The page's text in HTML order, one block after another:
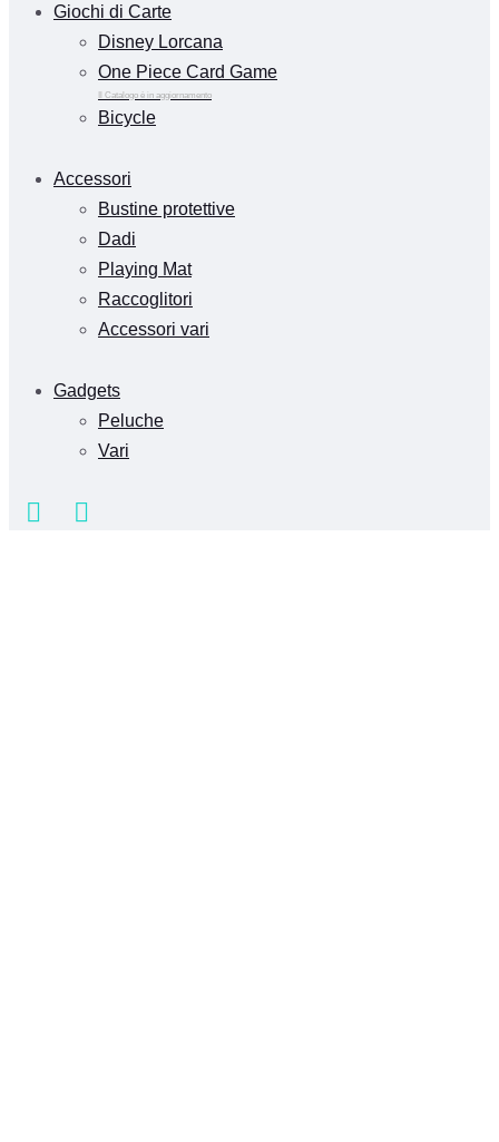
Giochi di Carte
Disney Lorcana
One Piece Card Game
Il Catalogo è in aggiornamento
Bicycle
Accessori
Bustine protettive
Dadi
Playing Mat
Raccoglitori
Accessori vari
Gadgets
Peluche
Vari